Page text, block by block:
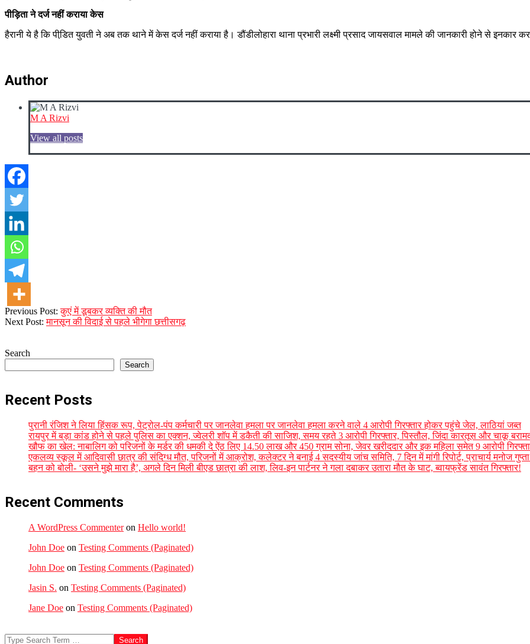
पीड़िता ने दर्ज नहीं कराया केस
हैरानी ये है कि पीडि़त युवती ने अब तक थाने में केस दर्ज नहीं कराया है। डौंडीलोहारा थाना प्रभारी लक्ष्मी प्रसाद जायसवाल मामले की जानकारी होने से इनकार
Author
M A Rizvi
View all posts
2023-
09-
Previous Post:कुएं में डूबकर व्यक्ति की मौत
Next Post:मानसून की विदाई से पहले भीगेगा छत्तीसगढ़
Search
Search
Recent Posts
पुरानी रंजिश ने लिया हिंसक रूप, पेट्रोल-पंप कर्मचारी पर जानलेवा हमला पर जानलेवा हमला करने वाले 4 आरोपी गिरफ्तार होकर पहुंचे जेल, लाठियां जब्त
रायपुर में बड़ा कांड होने से पहले पुलिस का एक्शन, ज्वेलरी शॉप में डकैती की साजिश, समय रहते 3 आरोपी गिरफ्तार, पिस्तौल, जिंदा कारतूस और चाकू
खौफ का खेल: नाबालिग को परिजनों के मर्डर की धमकी दे ऐंठ लिए 14.50 लाख और 450 ग्राम सोना, जेवर खरीददार और इक महिला समेत 9 आरोपी
एकलव्य स्कूल में आदिवासी छात्र की संदिग्ध मौत, परिजनों में आक्रोश, कलेक्टर ने बनाई 4 सदस्यीय जांच समिति, 7 दिन में मांगी रिपोर्ट, प्राचार्य मनोज
बहन को बोली- ‘उसने मुझे मारा है’, अगले दिन मिली बीएड छात्रा की लाश, लिव-इन पार्टनर ने गला दबाकर उतारा मौत के घाट, ब्वायफ्रेंड सावंत गिरफ्तार!
Recent Comments
A WordPress Commenteron Hello world!
John Doe on Testing Comments (Paginated)
John Doe on Testing Comments (Paginated)
Jasin S. on Testing Comments (Paginated)
Jane Doe on Testing Comments (Paginated)
Search